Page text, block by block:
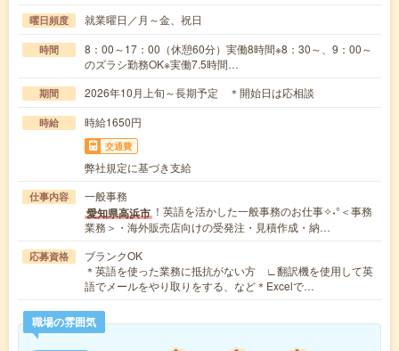
曜日頻度 就業曜日／月～金、祝日
時間
8：00～17：00（休憩60分）実働8時間※8：30～、9：00～
のズラシ勤務OK※実働7.5時間…
期間 2026年10月上旬～長期予定 ＊開始日は応相談
時給 時給1650円
交通費
弊社規定に基づき支給
仕事内容 一般事務
愛知県高浜市 ！英語を活かした一般事務のお仕事✧˖°＜事務
業務＞・海外販売店向けの受発注・見積作成・納…
応募資格
ブランクOK
＊英語を使った業務に抵抗がない方 ∟翻訳機を使用して英
語でメールをやり取りをする、など＊Excelで…
職場の雰囲気